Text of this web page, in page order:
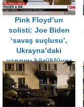
Pink Floyd’un
solisti: Joe Biden
‘savaş suçlusu’,
Ukrayna’daki
yangını körüklüyor